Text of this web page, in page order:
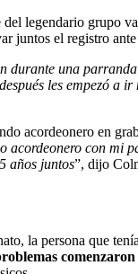
legendario grupo
juntos el registro
durante una
, después les empezó a
acordeonero en
con
años juntos”, dijo
la persona que